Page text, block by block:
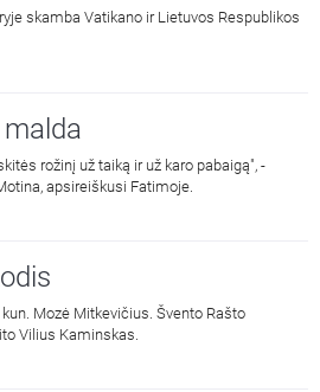
skamba Vatikano ir Lietuvos Respublikos
rožinį už taiką ir už karo pabaigą", -
apsireiškusi Fatimoje.
Mozė Mitkevičius. Švento Rašto
Vilius Kaminskas.